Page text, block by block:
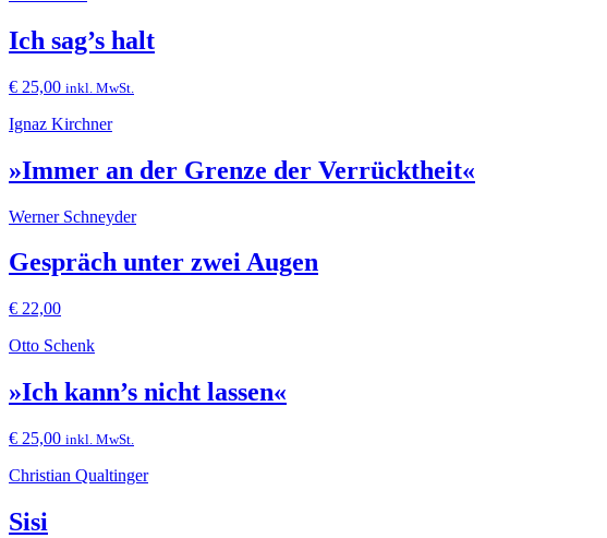
Ich sag’s halt
€ 25,00 inkl. MwSt.
Ignaz Kirchner
»Immer an der Grenze der Verrücktheit«
Werner Schneyder
Gespräch unter zwei Augen
€ 22,00
Otto Schenk
»Ich kann’s nicht lassen«
€ 25,00 inkl. MwSt.
Christian Qualtinger
Sisi